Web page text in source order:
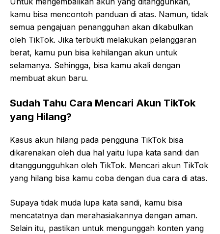
kamu bisa mencontoh panduan di atas. Namun, tidak
semua pengajuan penangguhan akan dikabulkan
oleh TikTok. Jika terbukti melakukan pelanggaran
berat, kamu pun bisa kehilangan akun untuk
selamanya. Sehingga, bisa kamu akali dengan
membuat akun baru.
Sudah Tahu Cara Mencari Akun TikTok
yang Hilang?
Kasus akun hilang pada pengguna TikTok bisa
dikarenakan oleh dua hal yaitu lupa kata sandi dan
ditanggungguhkan oleh TikTok. Mencari akun TikTok
yang hilang bisa kamu coba dengan dua cara di atas.
Supaya tidak muda lupa kata sandi, kamu bisa
mencatatnya dan merahasiakannya dengan aman.
Selain itu, pastikan untuk mengunggah konten yang